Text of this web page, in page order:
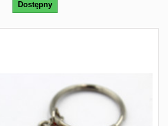
Dostępny